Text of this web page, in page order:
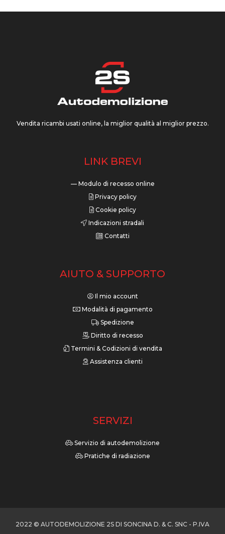
Vendita ricambi usati online, la miglior qualità al miglior prezzo.
LINK BREVI
— Modulo di recesso online
Privacy policy
Cookie policy
Indicazioni stradali
Contatti
AIUTO & SUPPORTO
Il mio account
Modalità di pagamento
Spedizione
Diritto di recesso
Termini & Codizioni di vendita
Assistenza clienti
SERVIZI
Servizio di autodemolizione
Pratiche di radiazione
2022 © AUTODEMOLIZIONE 2S DI SONCINA D. & C. SNC - P.IVA